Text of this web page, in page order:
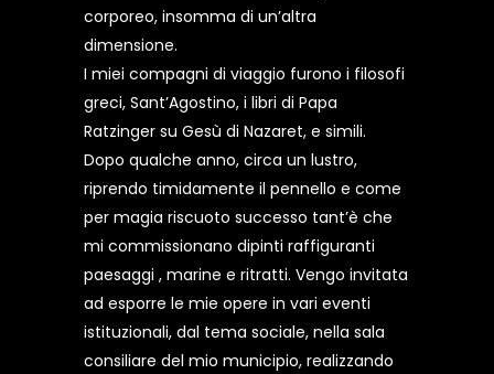
corporeo, insomma di un’altra
dimensione.
I miei compagni di viaggio furono i filosofi
greci, Sant’Agostino, i libri di Papa
Ratzinger su Gesù di Nazaret, e simili.
Dopo qualche anno, circa un lustro,
riprendo timidamente il pennello e come
per magia riscuoto successo tant’è che
mi commissionano dipinti raffiguranti
paesaggi , marine e ritratti. Vengo invitata
ad esporre le mie opere in vari eventi
istituzionali, dal tema sociale, nella sala
consiliare del mio municipio, realizzando